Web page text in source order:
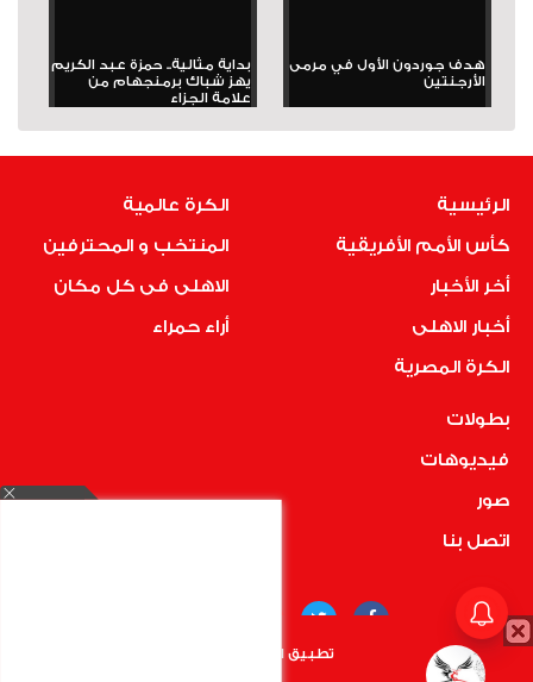
هدف جوردون الأول في مرمى
الأرجنتين
بداية مثالية.. حمزة عبد الكريم
يهز شباك برمنجهام من
علامة الجزاء
الرئيسية
كأس الأمم الأفريقية
أخر الأخبار
أخبار الاهلى
الكرة المصرية
الكرة عالمية
المنتخب و المحترفين
الاهلى فى كل مكان
أراء حمراء
بطولات
فيديوهات
صور
اتصل بنا
تطبيق الأهلي.كوم متاح الأن